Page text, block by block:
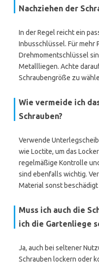
Nachziehen der
In der Regel reicht ein
Inbusschlüssel. Für mehr
Drehmomentschlüssel
Metallliegen. Achte
Schraubengröße zu
Wie vermeide ich
Schrauben?
Verwende
wie Loctite, um das
regelmäßige Kontrolle
sind ebenfalls wichtig.
Material sonst beschädigt
Muss ich auch die
ich die Gartenliege
Ja, auch bei seltener
Schrauben lockern oder